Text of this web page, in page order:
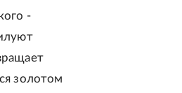
-
золотом